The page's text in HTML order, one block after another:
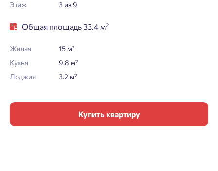
Этаж
3 из 9
Общая площадь 33.4 м²
Жилая
15 м²
Кухня
9.8 м²
Лоджия
3.2 м²
Купить квартиру